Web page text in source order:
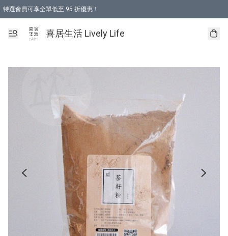
特選會員可享全單低至 95 折優惠！
購物折後滿$600免運費優惠 (減價貨品除外）
購物折後滿$320 即可免費於「順豐站」或「順豐智能櫃」自提點取貨 （冷凍食品
喜居生活 Lively Life